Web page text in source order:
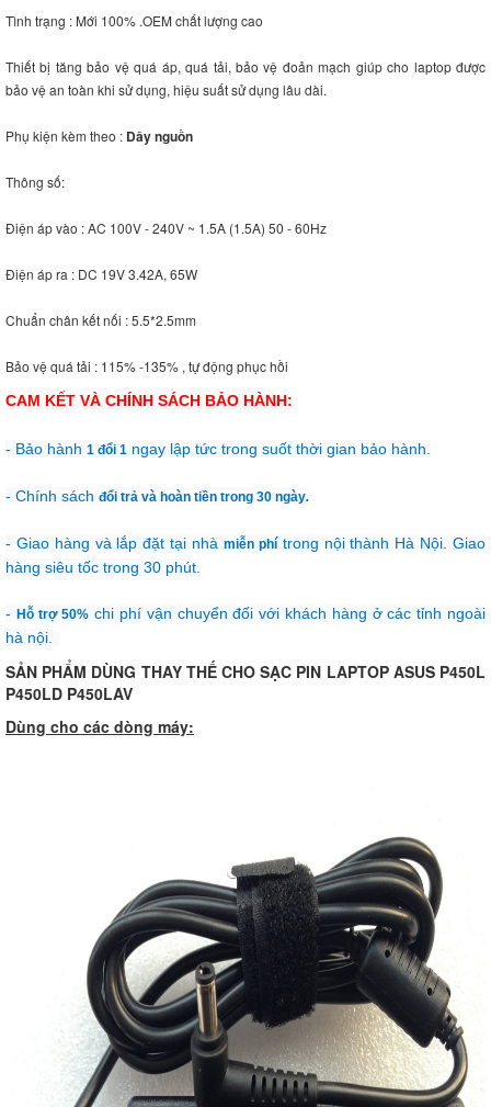
Tình trạng : Mới 100% .OEM chất lượng cao
Thiết bị tăng bảo vệ quá áp, quá tải, bảo vệ đoản mạch giúp cho laptop được
bảo vệ an toàn khi sử dụng, hiệu suất sử dụng lâu dài.
Phụ kiện kèm theo : Dây nguồn
Thông số:
Điện áp vào : AC 100V - 240V ~ 1.5A (1.5A) 50 - 60Hz
Điện áp ra : DC 19V 3.42A, 65W
Chuẩn chân kết nối : 5.5*2.5mm
Bảo vệ quá tải : 115% -135% , tự động phục hồi
CAM KẾT VÀ CHÍNH SÁCH BẢO HÀNH:
- Bảo hành 1 đổi 1 ngay lập tức trong suốt thời gian bảo hành.
- Chính sách đổi trả và hoàn tiền trong 30 ngày.
- Giao hàng và lắp đặt tại nhà miễn phítrong nội thành Hà Nội. Giao
hàng siêu tốc trong 30 phút.
- Hỗ trợ 50% chi phí vận chuyển đối với khách hàng ở các tỉnh ngoài
hà nội.
SẢN PHẨM DÙNG THAY THẾ CHO SẠC PIN LAPTOP ASUS P450L
P450LD P450LAV
Dùng cho các dòng máy: